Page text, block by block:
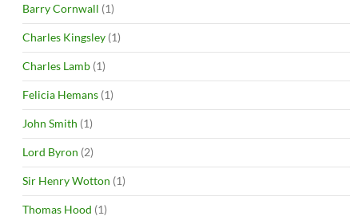
Barry Cornwall (1)
Charles Kingsley (1)
Charles Lamb (1)
Felicia Hemans (1)
John Smith (1)
Lord Byron (2)
Sir Henry Wotton (1)
Thomas Hood (1)